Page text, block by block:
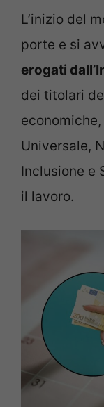
L’inizio del
porte e si
erogati
dei titolari
Universale,
Inclusione e
il lavoro.